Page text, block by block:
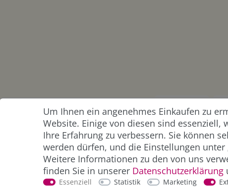
ZAHLUNG &
VERSAND
Um Ihnen ein angenehmes Einkaufen zu
Website. Einige von diesen sind
Ihre Erfahrung zu verbessern. Sie können
werden dürfen, und die Einstellungen unter
Weitere Informationen zu den von uns
finden Sie in unserer Daten­schutz­erklärung
Essenziell Statistik Marketing
*Alle Preise inkl. der gesetzl. MwSt. zzgl.Service-